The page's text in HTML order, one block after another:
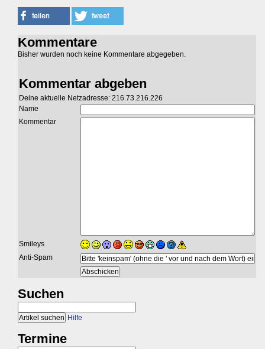
Kommentare
Bisher wurden noch keine Kommentare abgegeben.
Kommentar abgeben
Deine aktuelle Netzadresse: 216.73.216.226
Name
Kommentar
Smileys
Anti-Spam
Suchen
Hilfe
Termine